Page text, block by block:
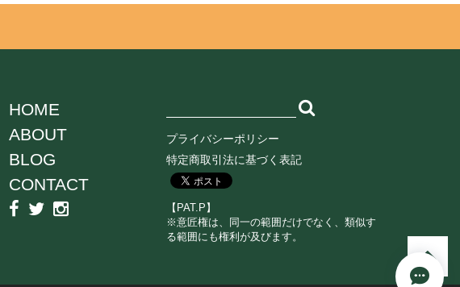
ご自宅に オンライン中 ペットちゃん 学生向け
ョーク ビューティー
HOME
ABOUT
BLOG
CONTACT
プライバシーポリシー
特定商取引法に基づく表記
【PAT.P】
※意匠権は、同一の範囲だけでなく、類似す
る範囲にも権利が及びます。